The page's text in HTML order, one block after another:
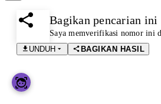
Bagikan pencarian ini
Saya memverifikasi nomor ini
UNDUH
BAGIKAN HASIL